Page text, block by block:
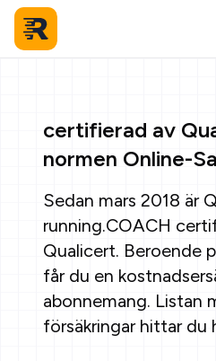
certifierad av
normen Online-
Sedan mars 2018 är
running.COACH
Qualicert. Beroende
får du en
abonnemang. Listan
försäkringar hittar du